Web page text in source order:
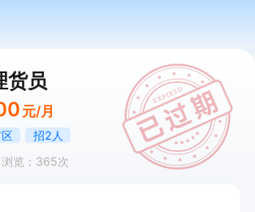
货员
元/月
招2人
浏览：365次